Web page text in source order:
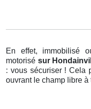
En effet, immobilisé
motorisé sur
: vous sécuriser ! Cela
ouvrant le champ libre à